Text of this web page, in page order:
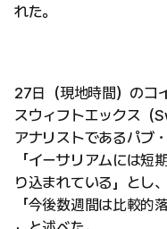
れた。
27日（現地時間）のコ
スウィフトエックス（
アナリストであるパブ
「イーサリアムには短
り込まれている」とし、
「今後数週間は比較的